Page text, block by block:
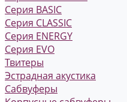
Серия BASIC
Серия CLASSIC
Серия ENERGY
Серия EVO
Твитеры
Эстрадная акустика
Сабвуферы